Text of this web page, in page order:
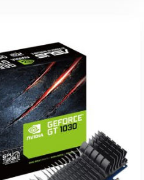
% MwSt.
1-3 Werktage